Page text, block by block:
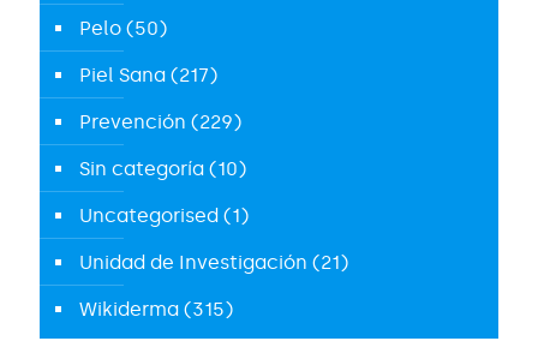
Pelo (50)
Piel Sana (217)
Prevención (229)
Sin categoría (10)
Uncategorised (1)
Unidad de Investigación (21)
Wikiderma (315)